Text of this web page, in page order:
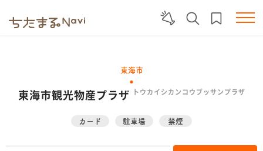
東海市
東海市観光物産プラザ トウカイシカンコウブッサンプラザ
カード 駐車場 禁煙